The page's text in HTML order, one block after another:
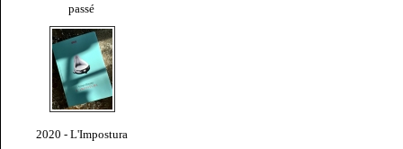
passé
2020 - L'Impostura